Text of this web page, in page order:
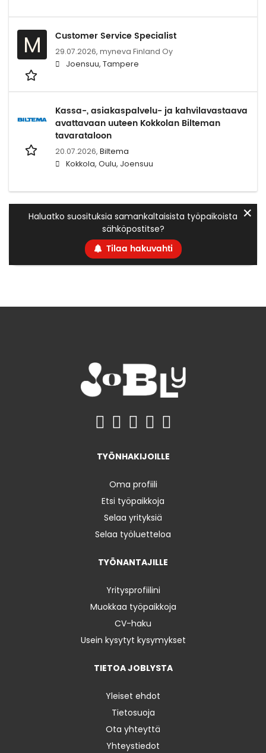
M Customer Service Specialist
29.07.2026, myneva Finland Oy
Joensuu, Tampere
Kassa-, asiakaspalvelu- ja kahvilavastaava
avattavaan uuteen Kokkolan Bilteman
tavarataloon
20.07.2026, Biltema
Kokkola, Oulu, Joensuu
Haluatko suosituksia samankaltaisista työpaikoista
sähköpostitse?
Tilaa hakuvahti
✕
TYÖNHAKIJOILLE
Oma profiili
Etsi työpaikkoja
Selaa yrityksiä
Selaa työluetteloa
TYÖNANTAJILLE
Yritysprofiilini
Muokkaa työpaikkoja
CV-haku
Usein kysytyt kysymykset
TIETOA JOBLYSTA
Yleiset ehdot
Tietosuoja
Ota yhteyttä
Yhteystiedot